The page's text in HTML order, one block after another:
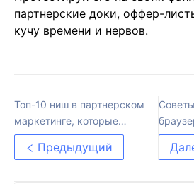
партнерские доки, оффер-
кучу времени и нервов.
Топ-10 ниш в партнерском
маркетинге, которые
будут доминировать в
2025 году
Предыдущий
опыта